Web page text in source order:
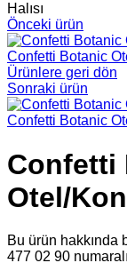
Halısı
Önceki ürün
Confetti Botanic
Ürünlere geri dön
Sonraki ürün
Confetti Botanic
Confetti
Otel/
Bu ürün
477 02 90